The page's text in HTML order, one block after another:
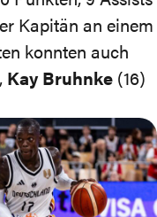
Kapitän an einem
konnten auch
Kay Bruhnke (16)